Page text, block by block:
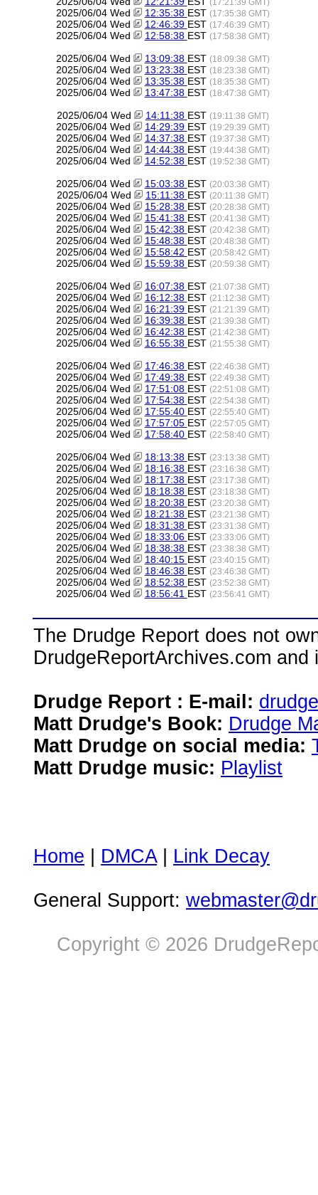
2025/06/04 Wed 12:35:38 EST (17:35:38 GMT)
2025/06/04 Wed 12:46:39 EST (17:46:39 GMT)
2025/06/04 Wed 12:58:38 EST (17:58:38 GMT)
2025/06/04 Wed 13:09:38 EST (18:09:38 GMT)
2025/06/04 Wed 13:23:38 EST (18:23:38 GMT)
2025/06/04 Wed 13:35:38 EST (18:35:38 GMT)
2025/06/04 Wed 13:47:38 EST (18:47:38 GMT)
2025/06/04 Wed 14:11:38 EST (19:11:38 GMT)
2025/06/04 Wed 14:29:39 EST (19:29:39 GMT)
2025/06/04 Wed 14:37:38 EST (19:37:38 GMT)
2025/06/04 Wed 14:44:38 EST (19:44:38 GMT)
2025/06/04 Wed 14:52:38 EST (19:52:38 GMT)
2025/06/04 Wed 15:03:38 EST (20:03:38 GMT)
2025/06/04 Wed 15:11:38 EST (20:11:38 GMT)
2025/06/04 Wed 15:28:38 EST (20:28:38 GMT)
2025/06/04 Wed 15:41:38 EST (20:41:38 GMT)
2025/06/04 Wed 15:42:38 EST (20:42:38 GMT)
2025/06/04 Wed 15:48:38 EST (20:48:38 GMT)
2025/06/04 Wed 15:58:42 EST (20:58:42 GMT)
2025/06/04 Wed 15:59:38 EST (20:59:38 GMT)
2025/06/04 Wed 16:07:38 EST (21:07:38 GMT)
2025/06/04 Wed 16:12:38 EST (21:12:38 GMT)
2025/06/04 Wed 16:21:39 EST (21:21:39 GMT)
2025/06/04 Wed 16:39:38 EST (21:39:38 GMT)
2025/06/04 Wed 16:42:38 EST (21:42:38 GMT)
2025/06/04 Wed 16:55:38 EST (21:55:38 GMT)
2025/06/04 Wed 17:46:38 EST (22:46:38 GMT)
2025/06/04 Wed 17:49:38 EST (22:49:38 GMT)
2025/06/04 Wed 17:51:08 EST (22:51:08 GMT)
2025/06/04 Wed 17:54:38 EST (22:54:38 GMT)
2025/06/04 Wed 17:55:40 EST (22:55:40 GMT)
2025/06/04 Wed 17:57:05 EST (22:57:05 GMT)
2025/06/04 Wed 17:58:40 EST (22:58:40 GMT)
2025/06/04 Wed 18:13:38 EST (23:13:38 GMT)
2025/06/04 Wed 18:16:38 EST (23:16:38 GMT)
2025/06/04 Wed 18:17:38 EST (23:17:38 GMT)
2025/06/04 Wed 18:18:38 EST (23:18:38 GMT)
2025/06/04 Wed 18:20:38 EST (23:20:38 GMT)
2025/06/04 Wed 18:21:38 EST (23:21:38 GMT)
2025/06/04 Wed 18:31:38 EST (23:31:38 GMT)
2025/06/04 Wed 18:33:06 EST (23:33:06 GMT)
2025/06/04 Wed 18:38:38 EST (23:38:38 GMT)
2025/06/04 Wed 18:40:15 EST (23:40:15 GMT)
2025/06/04 Wed 18:46:38 EST (23:46:38 GMT)
2025/06/04 Wed 18:52:38 EST (23:52:38 GMT)
2025/06/04 Wed 18:56:41 EST (23:56:41 GMT)
The Drudge Report does not
DrudgeReportArchives.com
Drudge Report : E-mail:
Matt Drudge's Book: Drudge
Matt Drudge on social media:
Matt Drudge music: Playlist
Home DMCA| Link Decay
General Support:
Copyright © 2026